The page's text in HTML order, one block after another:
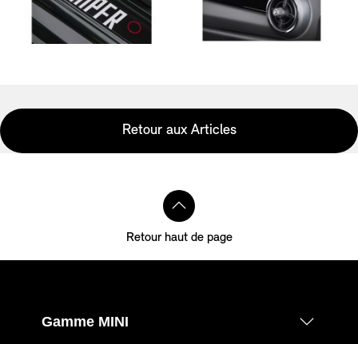
Retour aux Articles
Retour haut de page
Gamme MINI